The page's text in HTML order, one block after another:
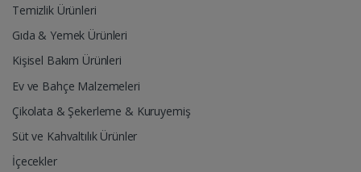
Temizlik Ürünleri
Gıda & Yemek Ürünleri
Kişisel Bakım Ürünleri
Ev ve Bahçe Malzemeleri
Çikolata & Şekerleme & Kuruyemiş
Süt ve Kahvaltılık Ürünler
İçecekler